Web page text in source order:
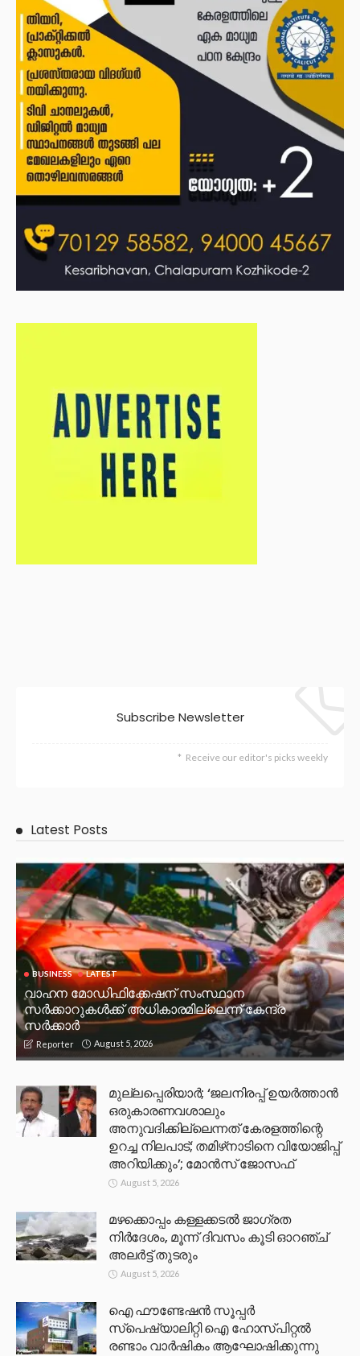
Subscribe Newsletter
Receive our editor's picks weekly
Latest Posts
BUSINESS LATEST
വാഹന മോഡിഫിക്കേഷന് സംസ്ഥാന
സർക്കാറുകൾക്ക് അധികാരമില്ലെന്ന് കേന്ദ്ര
സർക്കാർ
Reporter August 5, 2026
മുല്ലപ്പെരിയാര്‍; ‘ജലനിരപ്പ് ഉയര്‍ത്താന്‍
ഒരുകാരണവശാലും
അനുവദിക്കില്ലെന്നത് കേരളത്തിന്റെ
ഉറച്ച നിലപാട്; തമിഴ്‌നാടിനെ വിയോജിപ്പ്
അറിയിക്കും’; മോന്‍സ് ജോസഫ്
August 5, 2026
മഴക്കൊപ്പം കള്ളക്കടൽ ജാഗ്രത
നിർദേശം, മൂന്ന് ദിവസം കൂടി ഓറഞ്ച്
അലർട്ട് തുടരും
August 5, 2026
ഐ ഫൗണ്ടേഷൻ സൂപ്പർ
സ്പെഷ്യാലിറ്റി ഐ ഹോസ്പിറ്റൽ
രണ്ടാം വാർഷികം ആഘോഷിക്കുന്നു